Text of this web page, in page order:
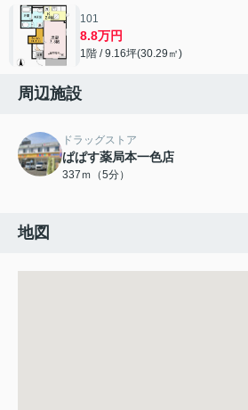
101
8.8万円
1階 / 9.16坪(30.29㎡)
周辺施設
ドラッグストア
ぱぱす薬局本一色店
337ｍ（5分）
地図